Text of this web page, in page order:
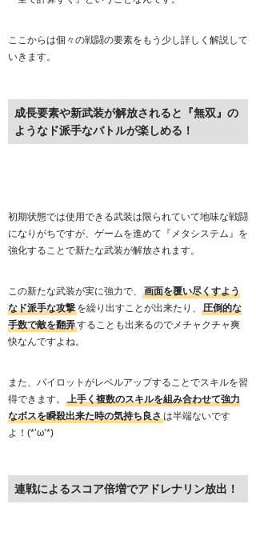
ここからは個々の戦闘の要素をもう少し詳しく解説して
いきます。
成長要素や新武装が解放されると『無双』の
ようなド派手なバトルが楽しめる！
初期状態では使用できる武装は限られていて地味な戦闘
になりがちですが、ゲームを進めて『メタシステム』を
強化することで新たな武装が解放されます。
この新たな武装が実に強力で、
画面を覆い尽くすよう
なド派手な攻撃 を繰り出すことが出来たり、
圧倒的な
手数で敵を翻弄することも出来るのでメチャクチャ爽
快なんですよね。
また、パイロットがレベルアップすることでスキルを習
得できます。
上手く複数のスキルを組み合わせて強力
なボスを瞬殺出来た時の気持ち良さは半端ないです
よ！(*’ω’*)
連戦によるスコア倍増でアドレナリン放出！